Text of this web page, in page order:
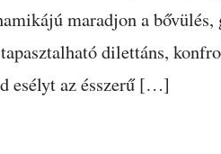
maradjon a bővülés,
dilettáns,
esélyt az ésszerű […]